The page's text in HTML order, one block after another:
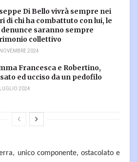
Di Bello vivrà sempre nei
di chi ha combattuto con lui, le
denunce saranno sempre
collettivo
2024
Francesca e Robertino,
ed ucciso da un pedofilo
2024
unico componente, ostacolato e